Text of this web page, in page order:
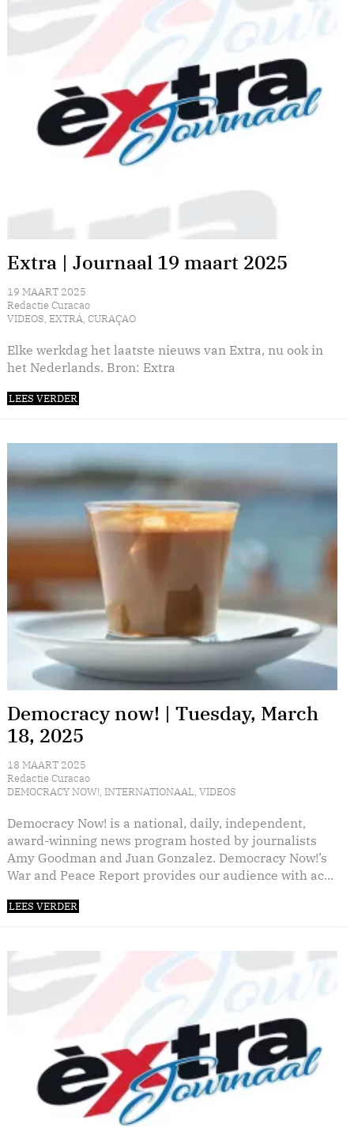
Extra | Journaal 19 maart 2025
19 MAART 2025
Redactie Curacao
VIDEOS, EXTRÁ, CURAÇAO
Elke werkdag het laatste nieuws van Extra, nu ook in
het Nederlands. Bron: Extra
LEES VERDER
Democracy now! | Tuesday, March
18, 2025
18 MAART 2025
Redactie Curacao
DEMOCRACY NOW!, INTERNATIONAAL, VIDEOS
Democracy Now! is a national, daily, independent,
award-winning news program hosted by journalists
Amy Goodman and Juan Gonzalez. Democracy Now!’s
War and Peace Report provides our audience with ac...
LEES VERDER